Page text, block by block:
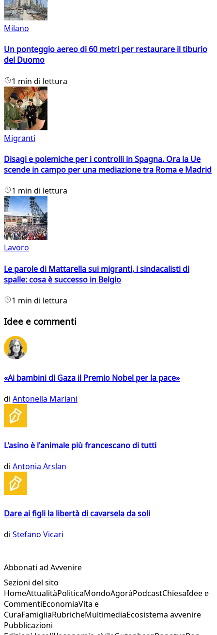
Milano
Un ponteggio aereo di 60 metri per restaurare il tiburio
del Duomo
1 min di lettura
Migranti
Disagi e polemiche per i controlli in Spagna. Ora la Ue
scende in campo per una mediazione tra Roma e Madrid
1 min di lettura
Lavoro
Le parole di Mattarella sui migranti, i sindacalisti di
spalle: cosa è successo in Belgio
1 min di lettura
Idee e commenti
«Ai bambini di Gaza il Premio Nobel per la pace»
di Antonella Mariani
L'asino è l'animale più francescano di tutti
di Antonia Arslan
Dare ai figli la libertà di cavarsela da soli
di Stefano Vicari
Abbonati ad Avvenire
Sezioni del sito
HomeAttualitàPoliticaMondoAgoràPodcastChiesaIdee e
CommentiEconomiaVita e
CuraFamigliaRubricheMultimediaEcosistema avvenire
Pubblicazioni